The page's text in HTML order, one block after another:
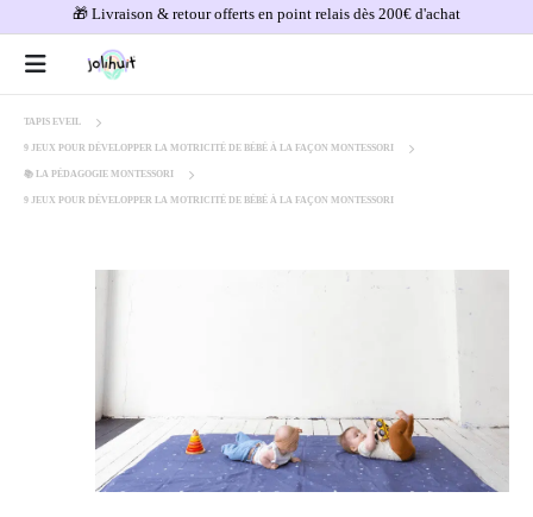
🎁 Livraison & retour offerts en point relais dès 200€ d'achat
TAPIS EVEIL
9 JEUX POUR DÉVELOPPER LA MOTRICITÉ DE BÉBÉ À LA FAÇON MONTESSORI
📚 LA PÉDAGOGIE MONTESSORI
9 JEUX POUR DÉVELOPPER LA MOTRICITÉ DE BÉBÉ À LA FAÇON MONTESSORI